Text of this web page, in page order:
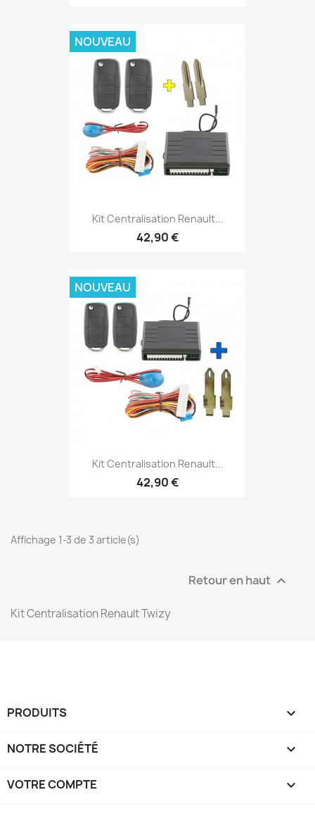
Kit Centralisation Renault...
42,90 €
NOUVEAU
Kit Centralisation Renault...
42,90 €
NOUVEAU
Affichage 1-3 de 3 article(s)
Retour en haut 
Kit Centralisation Renault Twizy
PRODUITS 
NOTRE SOCIÉTÉ 
VOTRE COMPTE 